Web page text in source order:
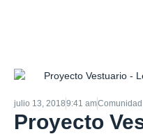
julio 13, 20189:41 am
Proyecto